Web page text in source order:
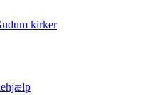
kirker